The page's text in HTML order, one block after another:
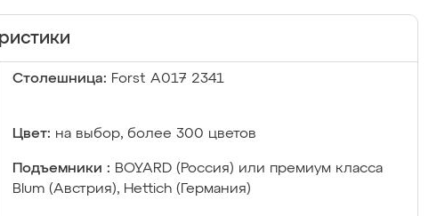
Столешница: Forst А017 2341
Цвет: на выбор, более 300 цветов
Подъемники : BOYARD (Россия) или премиум класса
Blum (Австрия), Hettich (Германия)